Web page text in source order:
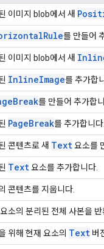
이미지 blob에서 새
Rule를 만들어
이미지 blob에서 새
InlineImage를 추가합
Break를 만들어 추가합
PageBreak를 추가합니다.
콘텐츠로 새 Text요소를
Text요소를 추가합니다.
콘텐츠를 지웁니다.
소의 분리된 전체 사본을 반
위해 현재 요소의 Text 버